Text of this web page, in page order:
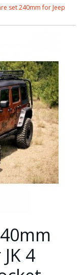
set 240mm for Jeep
4